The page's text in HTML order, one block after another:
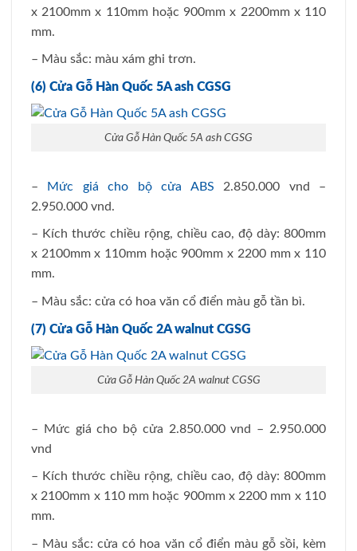
x 2100mm x 110mm hoặc 900mm x 2200mm x 110
mm.
– Màu sắc: màu xám ghi trơn.
(6) Cửa Gỗ Hàn Quốc 5A ash CGSG
Cửa Gỗ Hàn Quốc 5A ash CGSG
– Mức giá cho bộ cửa ABS 2.850.000 vnd –
2.950.000 vnd.
– Kích thước chiều rộng, chiều cao, độ dày: 800mm
x 2100mm x 110mm hoặc 900mm x 2200 mm x 110
mm.
– Màu sắc: cửa có hoa văn cổ điển màu gỗ tần bì.
(7) Cửa Gỗ Hàn Quốc 2A walnut CGSG
Cửa Gỗ Hàn Quốc 2A walnut CGSG
– Mức giá cho bộ cửa 2.850.000 vnd – 2.950.000
vnd
– Kích thước chiều rộng, chiều cao, độ dày: 800mm
x 2100mm x 110 mm hoặc 900mm x 2200 mm x 110
mm.
– Màu sắc: cửa có hoa văn cổ điển màu gỗ sồi, kèm